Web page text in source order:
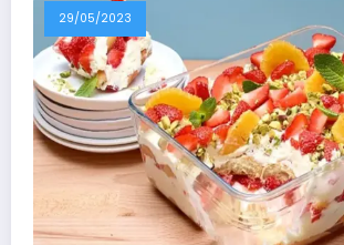
29/05/2023